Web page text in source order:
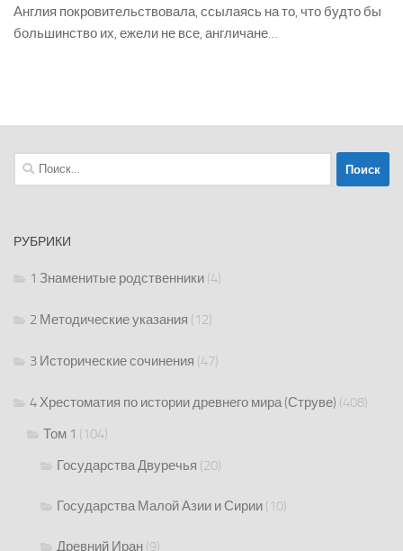
Англия покровительствовала, ссылаясь на то, что будто бы
большинство их, ежели не все, англичане…
Найти:
РУБРИКИ
1 Знаменитые родственники (4)
2 Методические указания (12)
3 Исторические сочинения (47)
4 Хрестоматия по истории древнего мира (Струве) (408)
Том 1 (104)
Государства Двуречья (20)
Государства Малой Азии и Сирии (10)
Древний Иран (9)